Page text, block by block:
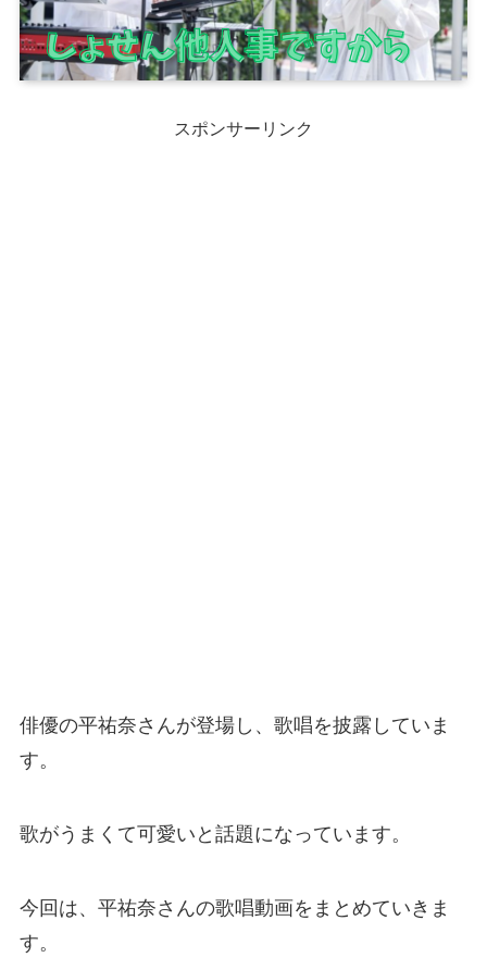
スポンサーリンク
俳優の平祐奈さんが登場し、歌唱を披露していま
す。
歌がうまくて可愛いと話題になっています。
今回は、平祐奈さんの歌唱動画をまとめていきま
す。